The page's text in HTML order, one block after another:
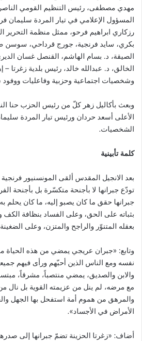
مهدي مصطفى، رئيس التنظيم القومي
المسؤول الإعلامي في تيار المردة سليمان
رزكاري ابراهيم فرحو، ممثل منظمة التحرير
بكري، سايد فرنجية، جورج قرداحي،
الصيقة، د. بسام الهاشم، القنصل غسان
الخالق، د. عبدالله خالد، رئيس بلدية زغرتا
وشخصيات اجتماعية وحزبية وفاعليات ووفود
وبعث بأكاليل زهر كلّ من رئيس الحزب حنا
الأعلى أسعد حردان ورئيس تيار المردة
الشخصيات.
كلمة تأبينية
بعد الانجيل المقدس ألقى المونسنيور
تودّع جبرانها لا بأجنحة متكسّرة بل بأجنحة
جبرانها حقق ما كان يصبو إليه، ما كان يحلم
بثباته على الحق، وعلى الفساد بنظافة
بعقله المتنوّر والراجح والمتزن، وعلى
وتابع: «جبران عريجي يمضي من هذه الحياة
نفسه ومع الناس الذين أحبّهم ورأى فيهم
والابن والصديق، يمضي منتصباً، مشرقاً،
مع مرضه، لم ينل من عزيمته القوية بل نال
والمرهق من هموم أمة استفحل بها الجهل
الأمراض في الأجساد».
أضاف: «زغرتا الحزينة تضمّ جبرانها إلى